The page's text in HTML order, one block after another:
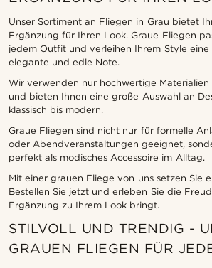
Unser Sortiment an Fliegen in Grau bietet
Ergänzung für Ihren Look. Graue Fliegen
jedem Outfit und verleihen Ihrem Style
elegante und edle Note.
Wir verwenden nur hochwertige
und bieten Ihnen eine große Auswahl an
klassisch bis modern.
Graue Fliegen sind nicht nur für formelle
oder Abendveranstaltungen geeignet,
perfekt als modisches Accessoire im Alltag.
Mit einer grauen Fliege von uns setzen Sie
Bestellen Sie jetzt und erleben Sie die
Ergänzung zu Ihrem Look bringt.
STILVOLL UND TRENDIG -
GRAUEN FLIEGEN FÜR